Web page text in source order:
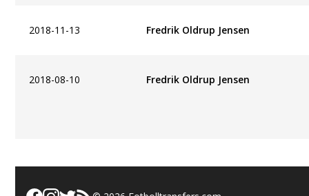
2018-11-13 Fredrik Oldrup Jensen
2018-08-10 Fredrik Oldrup Jensen